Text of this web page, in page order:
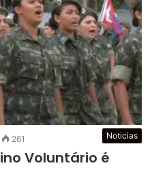
Noticias
261
Voluntário é